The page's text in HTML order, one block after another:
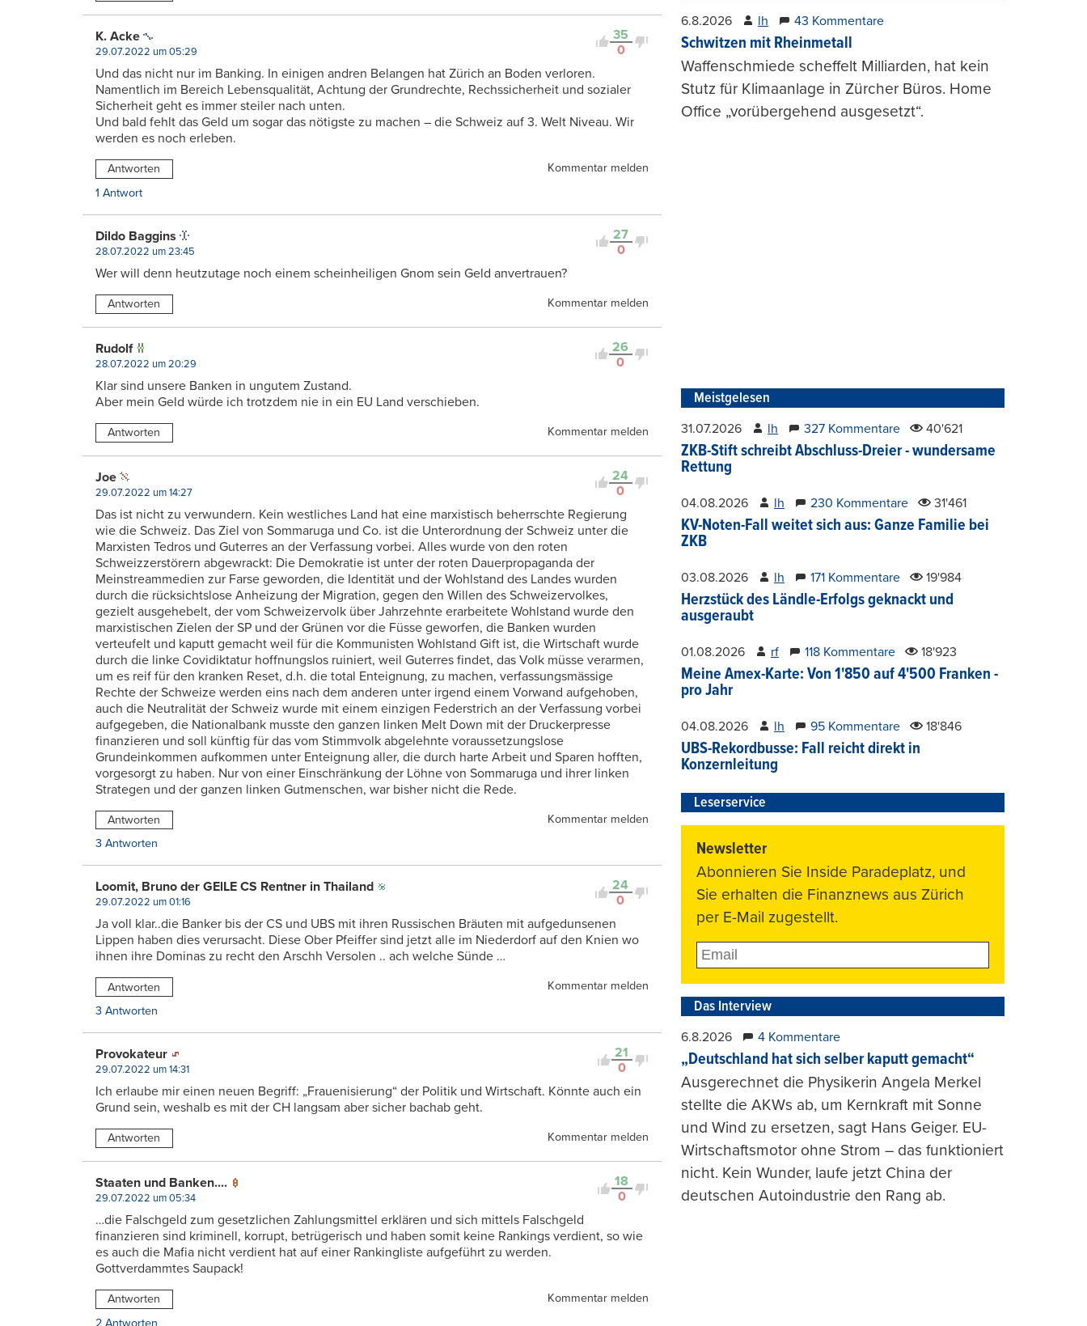
35
0
K. Acke
29.07.2022 um 05:29
Und das nicht nur im Banking. In einigen andren Belangen hat Zürich an Boden verloren.
Namentlich im Bereich Lebensqualität, Achtung der Grundrechte, Rechssicherheit und sozialer
Sicherheit geht es immer steiler nach unten.
Und bald fehlt das Geld um sogar das nötigste zu machen – die Schweiz auf 3. Welt Niveau. Wir
werden es noch erleben.
Antworten
Kommentar melden
1 Antwort
27
0
Dildo Baggins
28.07.2022 um 23:45
Wer will denn heutzutage noch einem scheinheiligen Gnom sein Geld anvertrauen?
Antworten Kommentar melden
26
0
Rudolf
28.07.2022 um 20:29
Klar sind unsere Banken in ungutem Zustand.
Aber mein Geld würde ich trotzdem nie in ein EU Land verschieben.
Antworten Kommentar melden
24
0
Joe
29.07.2022 um 14:27
Das ist nicht zu verwundern. Kein westliches Land hat eine marxistisch beherrschte Regierung
wie die Schweiz. Das Ziel von Sommaruga und Co. ist die Unterordnung der Schweiz unter die
Marxisten Tedros und Guterres an der Verfassung vorbei. Alles wurde von den roten
Schweizzerstörern abgewrackt: Die Demokratie ist unter der roten Dauerpropaganda der
Meinstreammedien zur Farse geworden, die Identität und der Wohlstand des Landes wurden
durch die rücksichtslose Anheizung der Migration, gegen den Willen des Schweizervolkes,
gezielt ausgehebelt, der vom Schweizervolk über Jahrzehnte erarbeitete Wohlstand wurde den
marxistischen Zielen der SP und der Grünen vor die Füsse geworfen, die Banken wurden
verteufelt und kaputt gemacht weil für die Kommunisten Wohlstand Gift ist, die Wirtschaft wurde
durch die linke Covidiktatur hoffnungslos ruiniert, weil Guterres findet, das Volk müsse verarmen,
um es reif für den kranken Reset, d.h. die total Enteignung, zu machen, verfassungsmässige
Rechte der Schweize werden eins nach dem anderen unter irgend einem Vorwand aufgehoben,
auch die Neutralität der Schweiz wurde mit einem einzigen Federstrich an der Verfassung vorbei
aufgegeben, die Nationalbank musste den ganzen linken Melt Down mit der Druckerpresse
finanzieren und soll künftig für das vom Stimmvolk abgelehnte voraussetzungslose
Grundeinkommen aufkommen unter Enteignung aller, die durch harte Arbeit und Sparen hofften,
vorgesorgt zu haben. Nur von einer Einschränkung der Löhne von Sommaruga und ihrer linken
Strategen und der ganzen linken Gutmenschen, war bisher nicht die Rede.
Antworten
Kommentar melden
3 Antworten
24
0
Loomit, Bruno der GElLE CS Rentner in Thailand
29.07.2022 um 01:16
Ja voll klar..die Banker bis der CS und UBS mit ihren Russischen Bräuten mit aufgedunsenen
Lippen haben dies verursacht. Diese Ober Pfeiffer sind jetzt alle im Niederdorf auf den Knien wo
ihnen ihre Dominas zu recht den Arschh Versolen .. ach welche Sünde …
Antworten
Kommentar melden
3 Antworten
21
0
Provokateur
29.07.2022 um 14:31
Ich erlaube mir einen neuen Begriff: „Frauenisierung“ der Politik und Wirtschaft. Könnte auch ein
Grund sein, weshalb es mit der CH langsam aber sicher bachab geht.
Antworten Kommentar melden
18
0
Staaten und Banken....
29.07.2022 um 05:34
…die Falschgeld zum gesetzlichen Zahlungsmittel erklären und sich mittels Falschgeld
finanzieren sind kriminell, korrupt, betrügerisch und haben somit keine Rankings verdient, so wie
es auch die Mafia nicht verdient hat auf einer Rankingliste aufgeführt zu werden.
Gottverdammtes Saupack!
Antworten
Kommentar melden
2 Antworten
6.8.2026 lh 43 Kommentare
Schwitzen mit Rheinmetall
Waffenschmiede scheffelt Milliarden, hat kein
Stutz für Klimaanlage in Zürcher Büros. Home
Office „vorübergehend ausgesetzt“.
Meistgelesen
31.07.2026 lh 327 Kommentare 40'621
ZKB-Stift schreibt Abschluss-Dreier - wundersame
Rettung
04.08.2026 lh 230 Kommentare 31'461
KV-Noten-Fall weitet sich aus: Ganze Familie bei
ZKB
03.08.2026 lh 171 Kommentare 19'984
Herzstück des Ländle-Erfolgs geknackt und
ausgeraubt
01.08.2026 rf 118 Kommentare 18'923
Meine Amex-Karte: Von 1'850 auf 4'500 Franken -
pro Jahr
04.08.2026 lh 95 Kommentare 18'846
UBS-Rekordbusse: Fall reicht direkt in
Konzernleitung
Leserservice
Newsletter
Abonnieren Sie Inside Paradeplatz, und
Sie erhalten die Finanznews aus Zürich
per E-Mail zugestellt.
Das Interview
6.8.2026 4 Kommentare
„Deutschland hat sich selber kaputt gemacht“
Ausgerechnet die Physikerin Angela Merkel
stellte die AKWs ab, um Kernkraft mit Sonne
und Wind zu ersetzen, sagt Hans Geiger. EU-
Wirtschaftsmotor ohne Strom – das funktioniert
nicht. Kein Wunder, laufe jetzt China der
deutschen Autoindustrie den Rang ab.